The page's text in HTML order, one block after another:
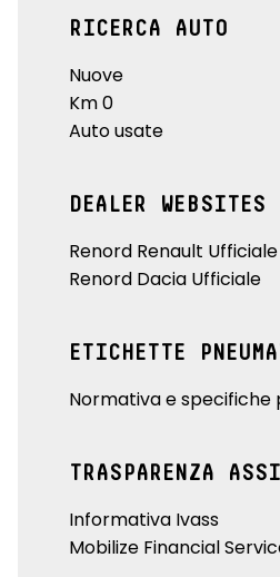
RICERCA AUTO
Nuove
Km 0
Auto usate
DEALER WEBSITES
Renord Renault Ufficiale
Renord Dacia Ufficiale
ETICHETTE
Normativa e
TRASPARENZA
Informativa Ivass
Mobilize Financial